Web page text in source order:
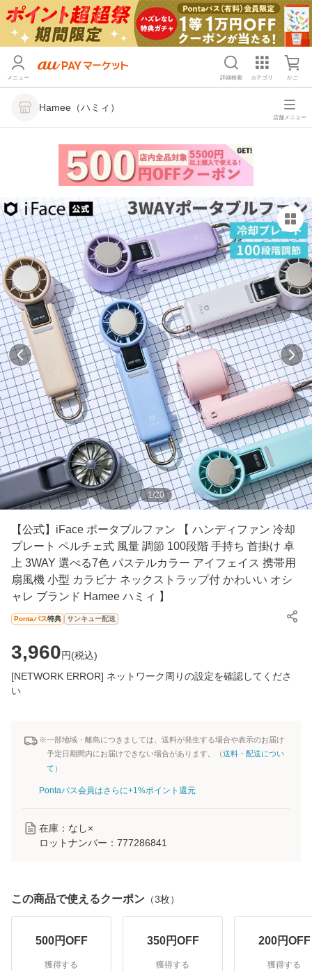
メニュー 詳細検索 カテゴリ かご
Hamee（ハミィ）
店舗メニュー
1/20
【公式】iFace ポータブルファン 【 ハンディファン 冷却
プレート ペルチェ式 風量 調節 100段階 手持ち 首掛け 卓
上 3WAY 選べる7色 パステルカラー アイフェイス 携帯用
扇風機 小型 カラビナ ネックストラップ付 かわいい オシ
ャレ ブランド Hamee ハミィ 】
Pontaパス特典 サンキュー配送
3,960円(税込)
[NETWORK ERROR] ネットワーク周りの設定を確認してくださ
い
※一部地域・離島につきましては、送料が発生する場合や表示のお届け
予定日期間内にお届けできない場合があります。（送料・配送につい
て ）
Pontaパス会員はさらに+1%ポイント還元
在庫：なし×
ロットナンバー： 777286841
この商品で使えるクーポン （3枚）
500円OFF
獲得する
350円OFF
獲得する
200円OFF
獲得する